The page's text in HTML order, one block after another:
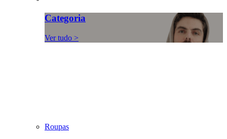
Categoria
Ver tudo >
Roupas